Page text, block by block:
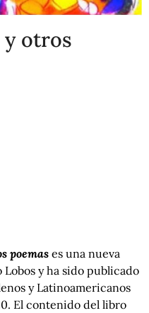
y otros
poemas es una nueva
y ha sido publicado
y Latinoamericanos
El contenido del libro